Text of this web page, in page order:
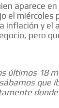
aparece
miércoles
inflación y
pero
últimos 18
que